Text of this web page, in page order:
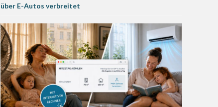
über E-Autos verbreitet